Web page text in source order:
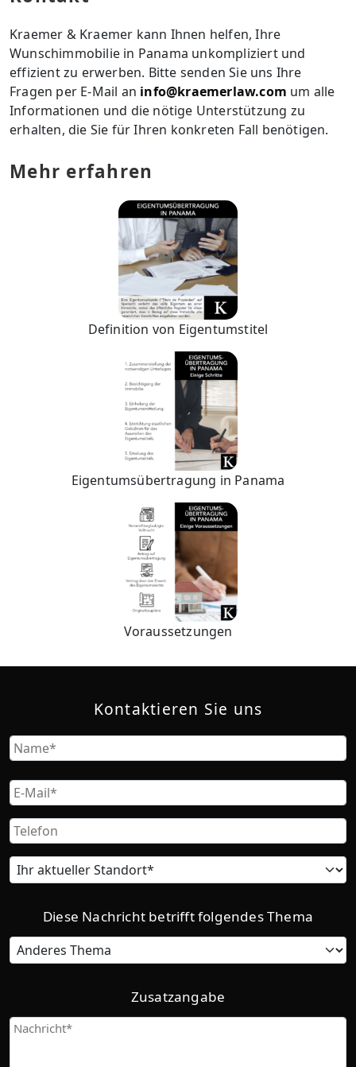
Kraemer & Kraemer kann Ihnen helfen, Ihre
Wunschimmobilie in Panama unkompliziert und
effizient zu erwerben. Bitte senden Sie uns Ihre
Fragen per E-Mail an info@kraemerlaw.com um alle
Informationen und die nötige Unterstützung zu
erhalten, die Sie für Ihren konkreten Fall benötigen.
Mehr erfahren
Definition von Eigentumstitel
Eigentumsübertragung in Panama
Voraussetzungen
Kontaktieren Sie uns
Name
Email
Phone
Current
location
Diese Nachricht betrifft folgendes Thema
Category
Zusatzangabe
Give